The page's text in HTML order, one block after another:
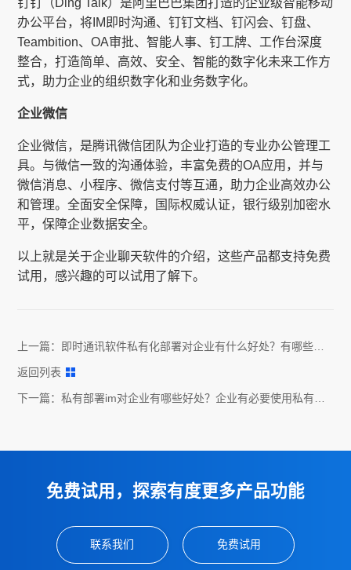
钉钉（Ding Talk）是阿里巴巴集团打造的企业级智能移动
办公平台，将IM即时沟通、钉钉文档、钉闪会、钉盘、
Teambition、OA审批、智能人事、钉工牌、工作台深度
整合，打造简单、高效、安全、智能的数字化未来工作方
式，助力企业的组织数字化和业务数字化。
企业微信
企业微信，是腾讯微信团队为企业打造的专业办公管理工
具。与微信一致的沟通体验，丰富免费的OA应用，并与
微信消息、小程序、微信支付等互通，助力企业高效办公
和管理。全面安全保障，国际权威认证，银行级别加密水
平，保障企业数据安全。
以上就是关于企业聊天软件的介绍，这些产品都支持免费
试用，感兴趣的可以试用了解下。
上一篇： 即时通讯软件私有化部署对企业有什么好处？有哪些产
返回列表
下一篇：私有部署im对企业有哪些好处？企业有必要使用私有部
免费试用，探索有度更多产品功能
联系我们 免费试用